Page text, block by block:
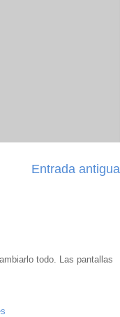
Entrada antigua
todo. Las pantallas